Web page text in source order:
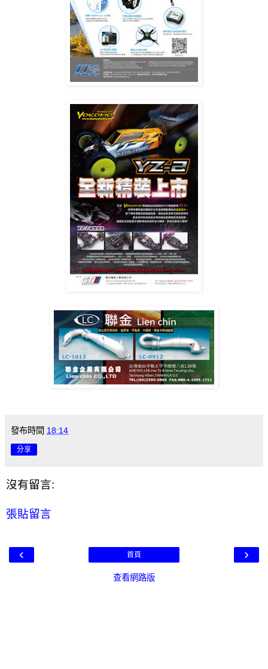
發布時間 18:14
分享
沒有留言:
張貼留言
‹ ›
首頁
查看網路版